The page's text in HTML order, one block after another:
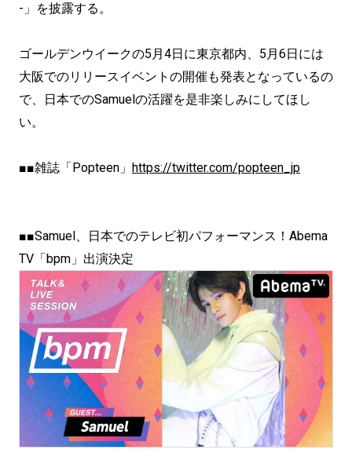
-」を披露する。
ゴールデンウイークの5月4日に東京都内、5月6日には
大阪でのリリースイベントの開催も発表となっているの
で、日本でのSamuelの活躍を是非楽しみにしてほし
い。
■■雑誌「Popteen」 https://twitter.com/popteen_jp
■■Samuel、日本でのテレビ初パフォーマンス！Abema
TV「bpm」出演決定